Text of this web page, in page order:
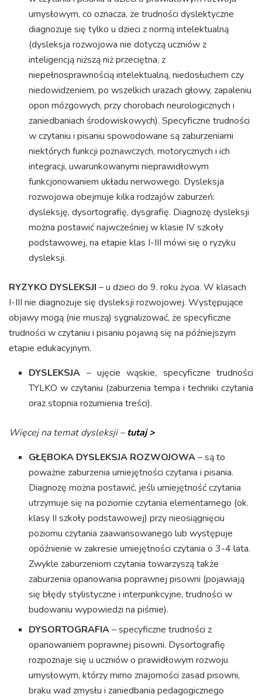
umysłowym, co oznacza, że trudności dyslektyczne
diagnozuje się tylko u dzieci z normą intelektualną
(dysleksja rozwojowa nie dotyczą uczniów z
inteligencją niższą niż przeciętna, z
niepełnosprawnością intelektualną, niedosłuchem czy
niedowidzeniem, po wszelkich urazach głowy, zapaleniu
opon mózgowych, przy chorobach neurologicznych i
zaniedbaniach środowiskowych). Specyficzne trudności
w czytaniu i pisaniu spowodowane są zaburzeniami
niektórych funkcji poznawczych, motorycznych i ich
integracji, uwarunkowanymi nieprawidłowym
funkcjonowaniem układu nerwowego. Dysleksja
rozwojowa obejmuje kilka rodzajów zaburzeń:
dysleksję, dysortografię, dysgrafię. Diagnozę dysleksji
można postawić najwcześniej w klasie IV szkoły
podstawowej, na etapie klas I-III mówi się o ryzyku
dysleksji.
RYZYKO DYSLEKSJI – u dzieci do 9. roku życia. W klasach
I-III nie diagnozuje się dysleksji rozwojowej. Występujące
objawy mogą (nie muszą) sygnalizować, że specyficzne
trudności w czytaniu i pisaniu pojawią się na późniejszym
etapie edukacyjnym.
DYSLEKSJA – ujęcie wąskie, specyficzne trudności
TYLKO w czytaniu (zaburzenia tempa i techniki czytania
oraz stopnia rozumienia treści).
Więcej na temat dysleksji –tutaj >
GŁĘBOKA DYSLEKSJA ROZWOJOWA– są to
poważne zaburzenia umiejętności czytania i pisania.
Diagnozę można postawić, jeśli umiejętność czytania
utrzymuje się na poziomie czytania elementarnego (ok.
klasy II szkoły podstawowej) przy nieosiągnięciu
poziomu czytania zaawansowanego lub występuje
opóźnienie w zakresie umiejętności czytania o 3-4 lata.
Zwykle zaburzeniom czytania towarzyszą także
zaburzenia opanowania poprawnej pisowni (pojawiają
się błędy stylistyczne i interpunkcyjne, trudności w
budowaniu wypowiedzi na piśmie).
DYSORTOGRAFIA– specyficzne trudności z
opanowaniem poprawnej pisowni. Dysortografię
rozpoznaje się u uczniów o prawidłowym rozwoju
umysłowym, którzy mimo znajomości zasad pisowni,
braku wad zmysłu i zaniedbania pedagogicznego